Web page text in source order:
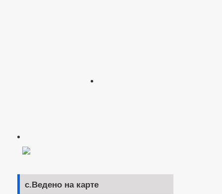
с.Ведено на карте